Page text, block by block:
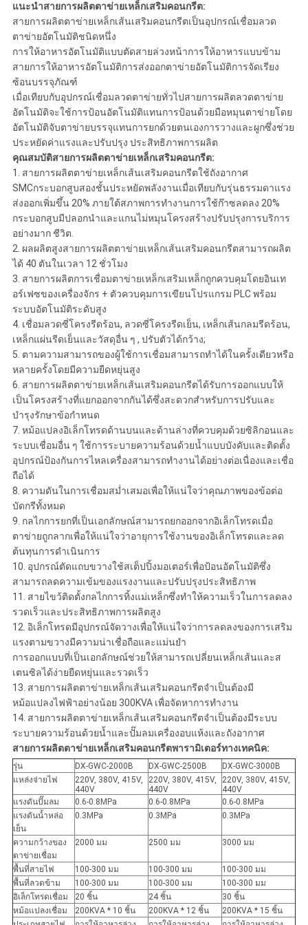
แนะนำสายการผลิตตาข่ายเหล็กเสริมคอนกรีต:
สายการผลิตตาข่ายเหล็กเส้นเสริมคอนกรีตเป็นอุปกรณ์เชื่อมลวด
ตาข่ายอัตโนมัติชนิดหนึ่ง
การให้อาหารอัตโนมัติแบบตัดสายล่วงหน้าการให้อาหารแบบข้าม
สายการให้อาหารอัตโนมัติการส่งออกตาข่ายอัตโนมัติการจัดเรียง
ซ้อนบรรจุภัณฑ์
เมื่อเทียบกับอุปกรณ์เชื่อมลวดตาข่ายทั่วไปสายการผลิตลวดตาข่าย
อัตโนมัติจะใช้การป้อนอัตโนมัติแทนการป้อนด้วยมือหมุนตาข่ายโดย
อัตโนมัติจับตาข่ายบรรจุแทนการยกด้วยตนเองการวางและผูกซึ่งช่วย
ประหยัดค่าแรงและปรับปรุง ประสิทธิภาพการผลิต
คุณสมบัติสายการผลิตตาข่ายเหล็กเสริมคอนกรีต:
1. สายการผลิตตาข่ายเหล็กเส้นเสริมคอนกรีตใช้ถังอากาศ
SMCกระบอกสูบสองชั้นประหยัดพลังงานเมื่อเทียบกับรุ่นธรรมดาแรง
ส่งออกเพิ่มขึ้น 20% ภายใต้สภาพการทำงานการใช้ก๊าซลดลง 20%
กระบอกสูบมีปลอกนำและแกนไม่หมุนโครงสร้างปรับปรุงการบริการ
อย่างมาก ชีวิต.
2. ผลผลิตสูงสายการผลิตตาข่ายเหล็กเส้นเสริมคอนกรีตสามารถผลิต
ได้ 40 ตันในเวลา 12 ชั่วโมง
3. สายการผลิตการเชื่อมตาข่ายเหล็กเสริมเหล็กถูกควบคุมโดยอินเท
อร์เฟซของเครื่องจักร + ตัวควบคุมการเขียนโปรแกรม PLC พร้อม
ระบบอัตโนมัติระดับสูง
4. เชื่อมลวดซี่โครงรีดร้อน, ลวดซี่โครงรีดเย็น, เหล็กเส้นกลมรีดร้อน,
เหล็กแผ่นรีดเย็นและวัสดุอื่น ๆ , ปรับตัวได้กว้าง;
5. ตามความสามารถของผู้ใช้การเชื่อมสามารถทำได้ในครั้งเดียวหรือ
หลายครั้งโดยมีความยืดหยุ่นสูง
6. สายการผลิตตาข่ายเหล็กเส้นเสริมคอนกรีตได้รับการออกแบบให้
เป็นโครงสร้างที่แยกออกจากกันได้ซึ่งสะดวกสำหรับการปรับและ
บำรุงรักษาข้อกำหนด
7. หม้อแปลงอิเล็กโทรดด้านบนและด้านล่างที่ควบคุมด้วยซิลิกอนและ
ระบบเชื่อมอื่น ๆ ใช้การระบายความร้อนด้วยน้ำแบบบังคับและติดตั้ง
อุปกรณ์ป้องกันการไหลเครื่องสามารถทำงานได้อย่างต่อเนื่องและเชื่อ
ถือได้
8. ความดันในการเชื่อมสม่ำเสมอเพื่อให้แน่ใจว่าคุณภาพของข้อต่อ
บัดกรีทั้งหมด
9. กลไกการยกที่เป็นเอกลักษณ์สามารถยกออกจากอิเล็กโทรดเมื่อ
ตาข่ายถูกลากเพื่อให้แน่ใจว่าอายุการใช้งานของอิเล็กโทรดและลด
ต้นทุนการดำเนินการ
10. อุปกรณ์ตัดแถบขวางใช้สเต็ปปิ้งมอเตอร์เพื่อป้อนอัตโนมัติซึ่ง
สามารถลดความเข้มของแรงงานและปรับปรุงประสิทธิภาพ
11. สายไขว้ติดตั้งกลไกการทิ้งแม่เหล็กซึ่งทำให้ความเร็วในการลดลง
รวดเร็วและประสิทธิภาพการผลิตสูง
12. อิเล็กโทรดมีอุปกรณ์จัดวางเพื่อให้แน่ใจว่าการลดลงของการเสริม
แรงตามขวางมีความน่าเชื่อถือและแม่นยำ
การออกแบบที่เป็นเอกลักษณ์ช่วยให้สามารถเปลี่ยนเหล็กเส้นและส
เตนซิลได้ง่ายยืดหยุ่นและรวดเร็ว
13. สายการผลิตตาข่ายเหล็กเส้นเสริมคอนกรีตจำเป็นต้องมี
หม้อแปลงไฟฟ้าอย่างน้อย 300KVA เพื่อจัดหาการทำงาน
14. สายการผลิตตาข่ายเหล็กเส้นเสริมคอนกรีตจำเป็นต้องมีระบบ
ระบายความร้อนด้วยน้ำและปั๊มลมเครื่องอบแห้งและถังอากาศ
สายการผลิตตาข่ายเหล็กเสริมคอนกรีตพารามิเตอร์ทางเทคนิค:
รุ่น DX-GWC-2000B DX-GWC-2500B
DX-GWC-3000B
แหล่งจ่ายไฟ
220V, 380V, 415V,
440V
220V, 380V, 415V,
440V
220V, 380V, 415V,
440V
แรงดันปั๊มลม
0.6-0.8MPa 0.6-0.8MPa
0.6-0.8MPa
แรงดันน้ำหล่อ
เย็น
0.3MPa 0.3MPa 0.3MPa
ความกว้างของ
ตาข่ายเชื่อม
2000 มม 2500 มม 3000 มม
พื้นที่สายไฟ 100-300 มม 100-300 มม
100-300 มม
พื้นที่ลวดข้าม
100-300 มม 100-300 มม
100-300 มม
อิเล็กโทรดเชื่อม
20 ชิ้น 24 ชิ้น
30 ชิ้น
หม้อแปลงเชื่อม
200KVA * 10 ชิ้น 200KVA * 12 ชิ้น
200KVA * 15 ชิ้น